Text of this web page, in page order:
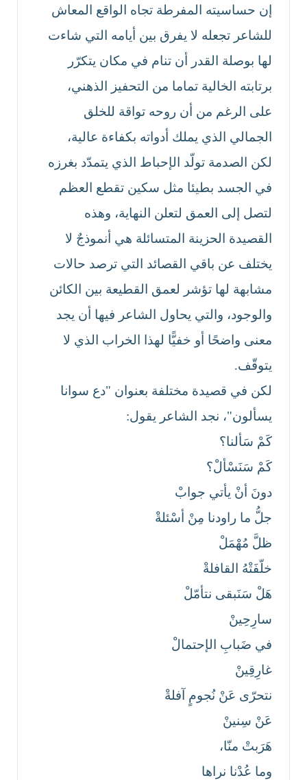
إن حساسيته المفرطة تجاه الواقع المعاش
للشاعر تجعله لا يفرق بين أيامه التي شاءت
لها بوصلة القدر أن تنام في مكان يتكرّر
برتابته الخالية تماما من التحفيز الذهني،
على الرغم من أن روحه تواقة للخلق
الجمالي الذي يملك أدواته بكفاءة عالية،
لكن الصدمة تولّد الإحباط الذي يتمدّد بغرزه
في الجسد بطيئا مثل سكين تقطع العظم
لتصل إلى العمق لتعلن النهاية، وهذه
القصيدة الحزينة المتسائلة هي أنموذجٌ لا
يختلف عن باقي القصائد التي ترصد حالات
مشابهة لها تؤشر لعمق القطيعة بين الكائن
والوجود، والتي يحاول الشاعر فيها أن يجد
معنى واضحًا أو خفيًّا لهذا الخراب الذي لا
يتوقّف.
لكن في قصيدة مختلفة بعنوان "دع سوانا
يسألون"، نجد الشاعر يقول:
كَمْ سَألنا؟
كَمْ سَنَسْألْ؟
دونَ أنْ يأتي جوابْ
جلُّ ما راودنا مِنْ أسْئلةْ
ظلَّ مُهْمَلْ
خلّفَتْهُ القافلةْ
هَلْ سَنَبقى نتأمّلْ
سارِحِينْ
في ضَبابِ الإحتمالْ
غارِقِينْ
نتحرّى عَنْ نُجومٍ آفلةْ
عَنْ سِنينْ
هَرَبتْ منّا،
وما عُدْنا نراها